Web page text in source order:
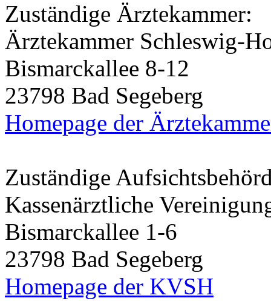
Zuständige Ärztekammer:
Ärztekammer Schleswig-
Bismarckallee 8-12
23798 Bad Segeberg
Homepage der
Zuständige
Kassenärztliche
Bismarckallee 1-6
23798 Bad Segeberg
Homepage der KVSH